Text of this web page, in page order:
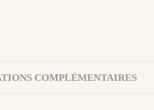
COMPLÉMENTAIRES